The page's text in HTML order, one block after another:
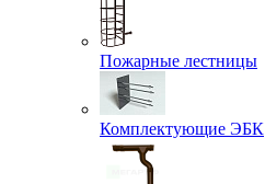
Пожарные лестницы
Комплектующие ЭБК